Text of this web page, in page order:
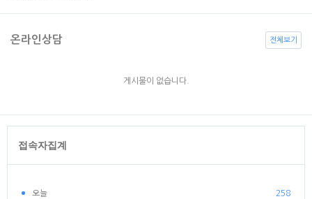
온라인상담
게시물이 없습니다.
전체보기
접속자집계
오늘 258